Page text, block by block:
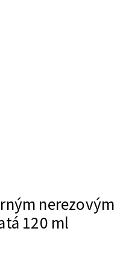
nerezovým
120 ml